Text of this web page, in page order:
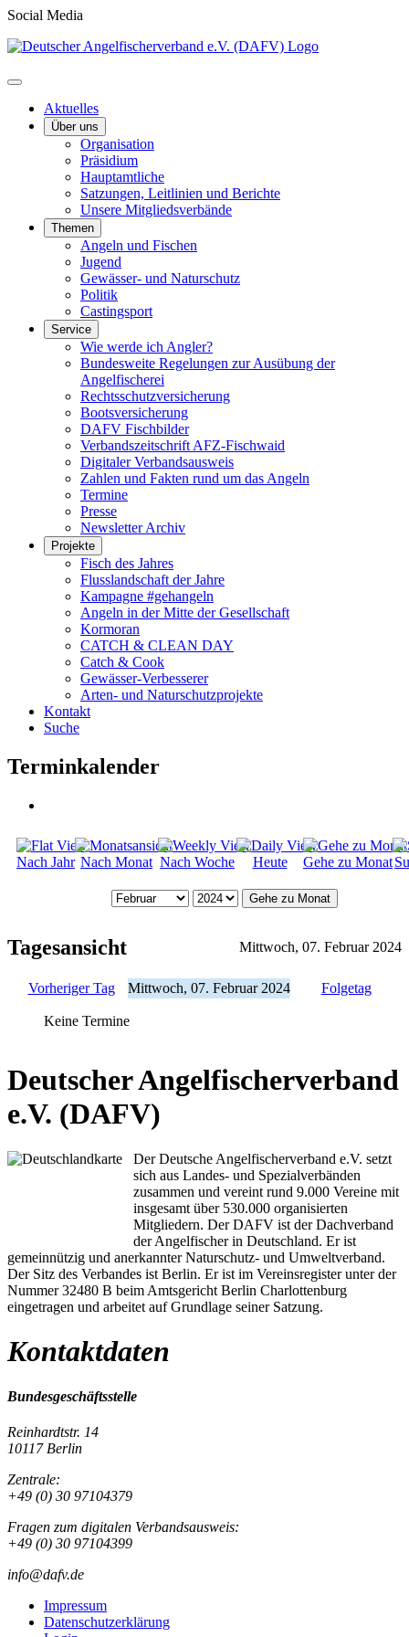
Social Media
Aktuelles
Über uns
Organisation
Präsidium
Hauptamtliche
Satzungen, Leitlinien und Berichte
Unsere Mitgliedsverbände
Themen
Angeln und Fischen
Jugend
Gewässer- und Naturschutz
Politik
Castingsport
Service
Wie werde ich Angler?
Bundesweite Regelungen zur Ausübung der
Angelfischerei
Rechtsschutzversicherung
Bootsversicherung
DAFV Fischbilder
Verbandszeitschrift AFZ-Fischwaid
Digitaler Verbandsausweis
Zahlen und Fakten rund um das Angeln
Termine
Presse
Newsletter Archiv
Projekte
Fisch des Jahres
Flusslandschaft der Jahre
Kampagne #gehangeln
Angeln in der Mitte der Gesellschaft
Kormoran
CATCH & CLEAN DAY
Catch & Cook
Gewässer-Verbesserer
Arten- und Naturschutzprojekte
Kontakt
Suche
Terminkalender
Nach Jahr Nach Monat Nach Woche Heute Gehe zu Monat
Gehe zu Monat
Tagesansicht Mittwoch, 07. Februar 2024
Vorheriger Tag Mittwoch, 07. Februar 2024 Folgetag
Keine Termine
Deutscher Angelfischerverband
e.V. (DAFV)
Der Deutsche Angelfischerverband e.V. setzt
sich aus Landes- und Spezialverbänden
zusammen und vereint rund 9.000 Vereine mit
insgesamt über 530.000 organisierten
Mitgliedern. Der DAFV ist der Dachverband
der Angelfischer in Deutschland. Er ist
gemeinnützig und anerkannter Naturschutz- und Umweltverband.
Der Sitz des Verbandes ist Berlin. Er ist im Vereinsregister unter der
Nummer 32480 B beim Amtsgericht Berlin Charlottenburg
eingetragen und arbeitet auf Grundlage seiner Satzung.
Kontaktdaten
Bundesgeschäftsstelle
Reinhardtstr. 14
10117 Berlin
Zentrale:
+49 (0) 30 97104379
Fragen zum digitalen Verbandsausweis:
+49 (0) 30 97104399
info@dafv.de
Impressum
Datenschutzerklärung